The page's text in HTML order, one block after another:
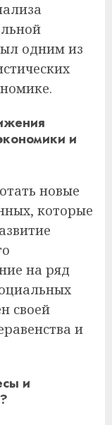
одним из
и
новые
которые
на ряд
своей
и
и